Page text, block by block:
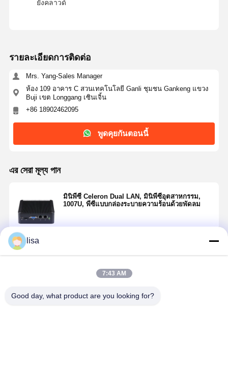
ยังคลาวด์
รายละเอียดการติดต่อ
Mrs. Yang-Sales Manager
ห้อง 109 อาคาร C สวนเทคโนโลยี Ganli ชุมชน Gankeng แขวง
Buji เขต Longgang เซินเจิ้น
+86 18902462095
พูดคุยกันตอนนี้
এর সেরা মূল্য পান
มินิพีซี Celeron Dual LAN, มินิพีซีอุตสาหกรรม,
1007U, พีซีแบบกล่องระบายความร้อนด้วยพัดลม
lisa
7:43 AM
Good day, what product are you looking for?